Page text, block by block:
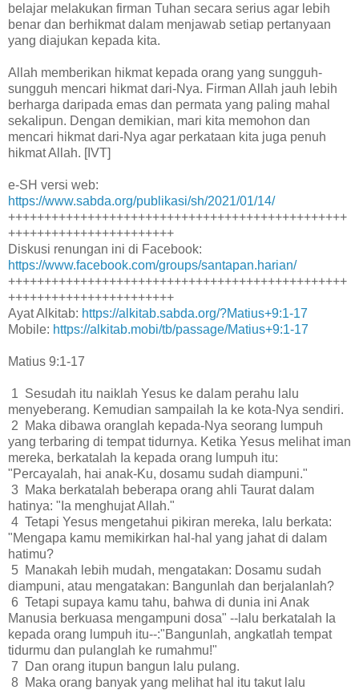
belajar melakukan firman Tuhan secara serius agar lebih
benar dan berhikmat dalam menjawab setiap pertanyaan
yang diajukan kepada kita.
Allah memberikan hikmat kepada orang yang sungguh-
sungguh mencari hikmat dari-Nya. Firman Allah jauh lebih
berharga daripada emas dan permata yang paling mahal
sekalipun. Dengan demikian, mari kita memohon dan
mencari hikmat dari-Nya agar perkataan kita juga penuh
hikmat Allah. [IVT]
e-SH versi web:
https://www.sabda.org/publikasi/sh/2021/01/14/
+++++++++++++++++++++++++++++++++++++++++++++++
+++++++++++++++++++++++
Diskusi renungan ini di Facebook:
https://www.facebook.com/groups/santapan.harian/
+++++++++++++++++++++++++++++++++++++++++++++++
+++++++++++++++++++++++
Ayat Alkitab: https://alkitab.sabda.org/?Matius+9:1-17
Mobile: https://alkitab.mobi/tb/passage/Matius+9:1-17
Matius 9:1-17
1 Sesudah itu naiklah Yesus ke dalam perahu lalu
menyeberang. Kemudian sampailah Ia ke kota-Nya sendiri.
2 Maka dibawa oranglah kepada-Nya seorang lumpuh
yang terbaring di tempat tidurnya. Ketika Yesus melihat iman
mereka, berkatalah Ia kepada orang lumpuh itu:
"Percayalah, hai anak-Ku, dosamu sudah diampuni."
3 Maka berkatalah beberapa orang ahli Taurat dalam
hatinya: "Ia menghujat Allah."
4 Tetapi Yesus mengetahui pikiran mereka, lalu berkata:
"Mengapa kamu memikirkan hal-hal yang jahat di dalam
hatimu?
5 Manakah lebih mudah, mengatakan: Dosamu sudah
diampuni, atau mengatakan: Bangunlah dan berjalanlah?
6 Tetapi supaya kamu tahu, bahwa di dunia ini Anak
Manusia berkuasa mengampuni dosa" --lalu berkatalah Ia
kepada orang lumpuh itu--:"Bangunlah, angkatlah tempat
tidurmu dan pulanglah ke rumahmu!"
7 Dan orang itupun bangun lalu pulang.
8 Maka orang banyak yang melihat hal itu takut lalu